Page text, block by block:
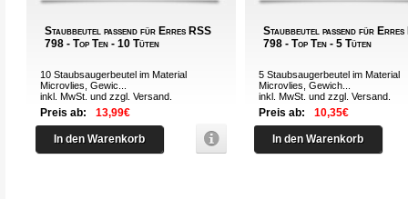
Staubbeutel passend für Erres RSS
798 - Top Ten - 10 Tüten
10 Staubsaugerbeutel im Material
Microvlies, Gewic...
inkl. MwSt. und zzgl.Versand
Preis ab: 13,99€
In den Warenkorb
Staubbeutel passend für Erres
798 - Top Ten - 5 Tüten
5 Staubsaugerbeutel im Material
Microvlies, Gewich...
inkl. MwSt. und zzgl.Versand
Preis ab: 10,35€
In den Warenkorb